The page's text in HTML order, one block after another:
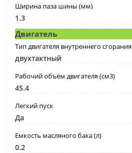
Ширина паза шины (мм)
1.3
Двигатель
Тип двигателя внутреннего сгорания
двухтактный
Рабочий объём двигателя (см3)
45.4
Легкий пуск
Да
Емкость масляного бака (л)
0.2